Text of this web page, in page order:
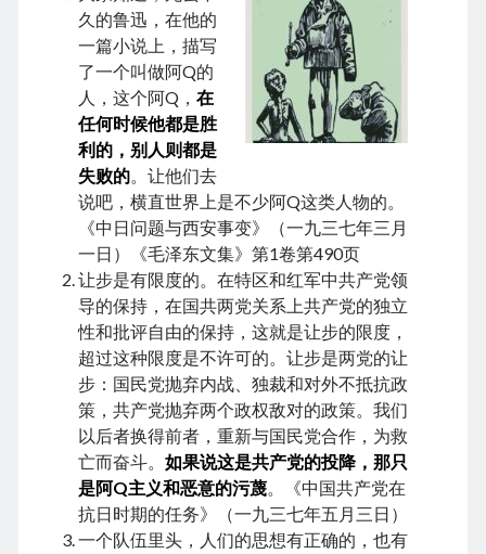
W F
2
4 5 6 7 9
11 12 13 14 16
18 19 20 21
25 26 27 28 29 30
« Dec
Archives
August 2026
December 2025
November 2025
October 2025
September 2025
August 2025
久的鲁迅，在他的
一篇小说上，描写
了一个叫做阿Q的
人，这个阿Q， 在
任何时候他都是胜
利的，别人则都是
失败的。让他们去
说吧，横直世界上是不少阿Q这类人物的。
《中日问题与西安事变》（一九三七年三月
一日）《毛泽东文集》第1卷第490页
让步是有限度的。在特区和红军中共产党领
导的保持，在国共两党关系上共产党的独立
性和批评自由的保持，这就是让步的限度，
超过这种限度是不许可的。让步是两党的让
步：国民党抛弃内战、独裁和对外不抵抗政
策，共产党抛弃两个政权敌对的政策。我们
以后者换得前者，重新与国民党合作，为救
亡而奋斗。 如果说这是共产党的投降，那只
是阿Q主义和恶意的污蔑。《中国共产党在
抗日时期的任务》（一九三七年五月三日）
一个队伍里头，人们的思想有正确的，也有